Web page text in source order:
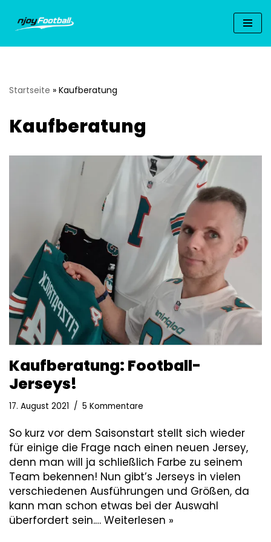
Zum
Inhalt
Startseite » Kaufberatung
Kaufberatung
Kaufberatung: Football-
Jerseys!
17. August 2021 5 Kommentare
So kurz vor dem Saisonstart stellt sich wieder
für einige die Frage nach einen neuen Jersey,
denn man will ja schließlich Farbe zu seinem
Team bekennen! Nun gibt’s Jerseys in vielen
verschiedenen Ausführungen und Größen, da
kann man schon etwas bei der Auswahl
überfordert sein.… Weiterlesen »